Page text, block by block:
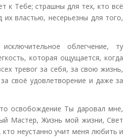
к Тебе; страшны для тех, кто всё
их властью, несерьезны для того,
облегчение, ту
которая ощущается, когда
тревог за себя, за свою жизнь,
своё удовлетворение и даже за
освобождение Ты даровал мне,
Мастер, Жизнь мой жизни, Свет
неустанно учит меня любить и